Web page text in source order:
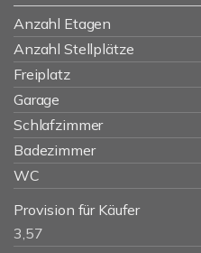
Anzahl Etagen
Anzahl Stellplätze
Freiplatz
Garage
Schlafzimmer
Badezimmer
WC
Provision für Käufer
3,57